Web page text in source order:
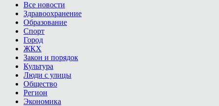
Все новости
Здравоохранение
Образование
Спорт
Город
ЖКХ
Закон и порядок
Культура
Люди с улицы
Общество
Регион
Экономика